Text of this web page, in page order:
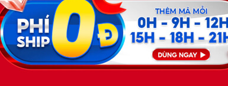
Nhà nghèo thế chắc cả năm mới được ăn bữa thịt tử
giữ cho kỹ.”
mặt, giấu đi đôi mắt đã đỏ hoe. Họ lặn lội lên đây vì
bị nhục mạ như thế này.